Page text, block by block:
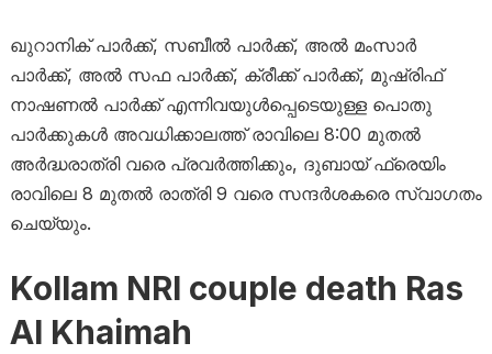
ഖുറാനിക് പാർക്ക്, സബീൽ പാർക്ക്, അൽ മംസാർ
പാർക്ക്, അൽ സഫ പാർക്ക്, ക്രീക്ക് പാർക്ക്, മുഷ്‌രിഫ്
നാഷണൽ പാർക്ക് എന്നിവയുൾപ്പെടെയുള്ള പൊതു
പാർക്കുകൾ അവധിക്കാലത്ത് രാവിലെ 8:00 മുതൽ
അർദ്ധരാത്രി വരെ പ്രവർത്തിക്കും, ദുബായ് ഫ്രെയിം
രാവിലെ 8 മുതൽ രാത്രി 9 വരെ സന്ദർശകരെ സ്വാഗതം
ചെയ്യും.
Kollam NRI couple death Ras
Al Khaimah